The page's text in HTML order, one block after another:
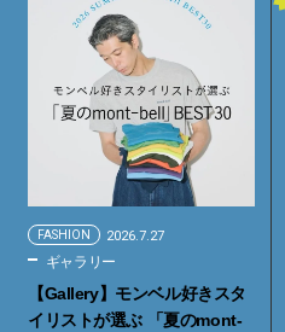
FASHION 2026.7.27
ギャラリー
【Gallery】モンベル好きスタ
イリストが選ぶ 「夏のmont-